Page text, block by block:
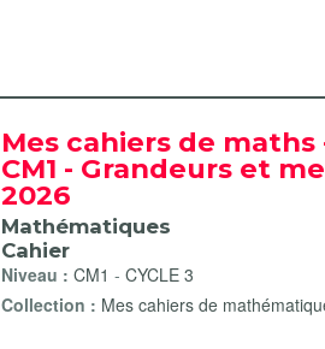
Mes cahiers de
CM1 - Grandeurs et
2026
Mathématiques
Cahier
Niveau :CM1 -CYCLE 3
Collection : Mes cahiers de